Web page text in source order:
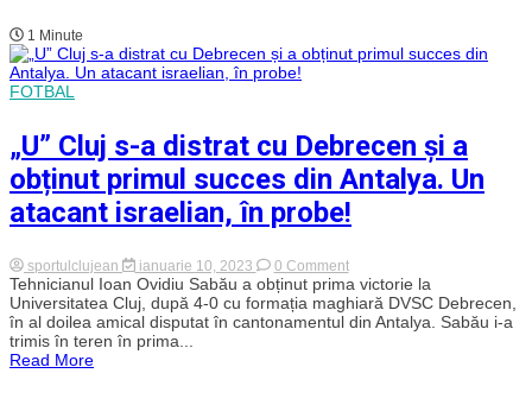
1 Minute
FOTBAL
„U” Cluj s-a distrat cu Debrecen și a
obținut primul succes din Antalya. Un
atacant israelian, în probe!
sportulclujean ianuarie 10, 2023 0 Commenton
„U”
Cluj
s-
a
Tehnicianul Ioan Ovidiu Sabău a obținut prima victorie la
Universitatea Cluj, după 4-0 cu formația maghiară DVSC Debrecen,
în al doilea amical disputat în cantonamentul din Antalya. Sabău i-a
trimis în teren în prima...
Read More